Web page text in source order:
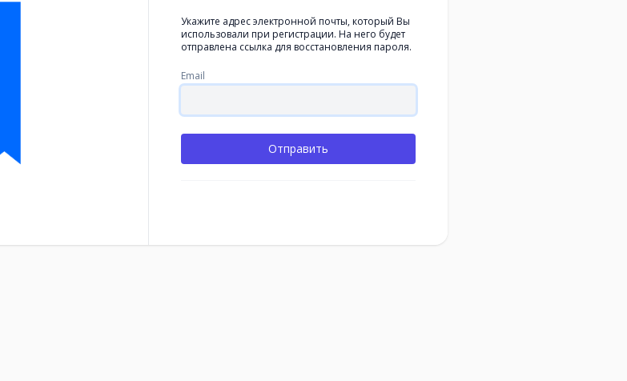
Укажите адрес электронной почты, который Вы
использовали при регистрации. На него будет
отправлена ссылка для восстановления пароля.
Email
Отправить